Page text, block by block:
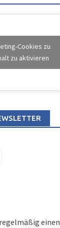
Cookies zu
zu aktivieren
einen